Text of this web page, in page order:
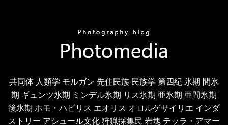
共同体 人類学 モルガン 先住民族 民族学 第四紀 氷期 間氷
期 ギュンツ氷期 ミンデル氷期 リス氷期 亜氷期 亜間氷期
後氷期 ホモ・ハビリス エオリス オロルゲサイリエ インダ
ストリー アシュール文化 狩猟採集民 岩塊 テッラ・アマー